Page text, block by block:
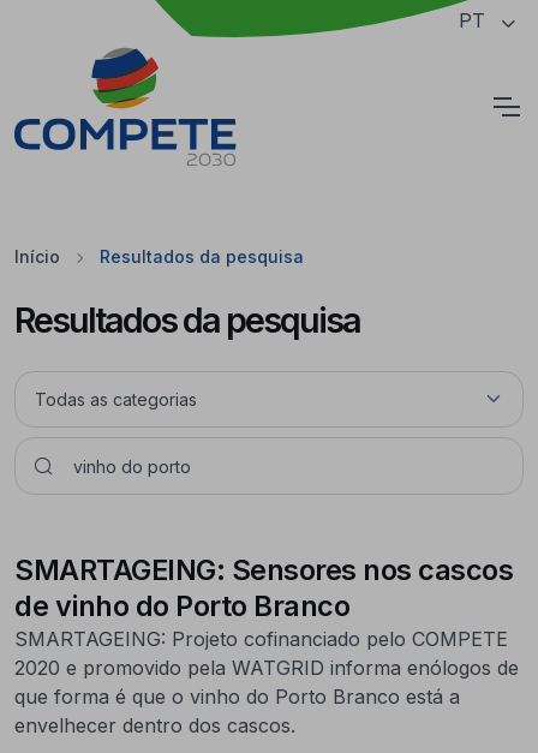
Saltar para o conteúdo principal da página PT
Início Resultados da pesquisa
Resultados da pesquisa
SMARTAGEING: Sensores nos cascos
de vinho do Porto Branco
SMARTAGEING: Projeto cofinanciado pelo COMPETE
2020 e promovido pela WATGRID informa enólogos de
que forma é que o vinho do Porto Branco está a
envelhecer dentro dos cascos.